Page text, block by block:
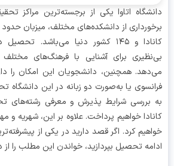
اتاوا یکی از برجسته‌ترین مراکز تحقیقاتی
کانادا و ۱۴۵ کشور دنیا می‌باشد. تحصیل
برای آشنایی با فرهنگ‌های مختلف را به
همچنین، دانشجویان این امکان را دارند تا
یا به‌صورت دو زبانه در این دانشگاه تحصیل
شرایط پذیرش و معرفی رشته‌های تحصیلی
خواهیم پرداخت. علاوه بر این، شهریه و مهلت
کرد. اگر قصد دارید در یکی از پیشرفته‌ترین
تحصیل بپردازید، خواندن این مطلب را از دست